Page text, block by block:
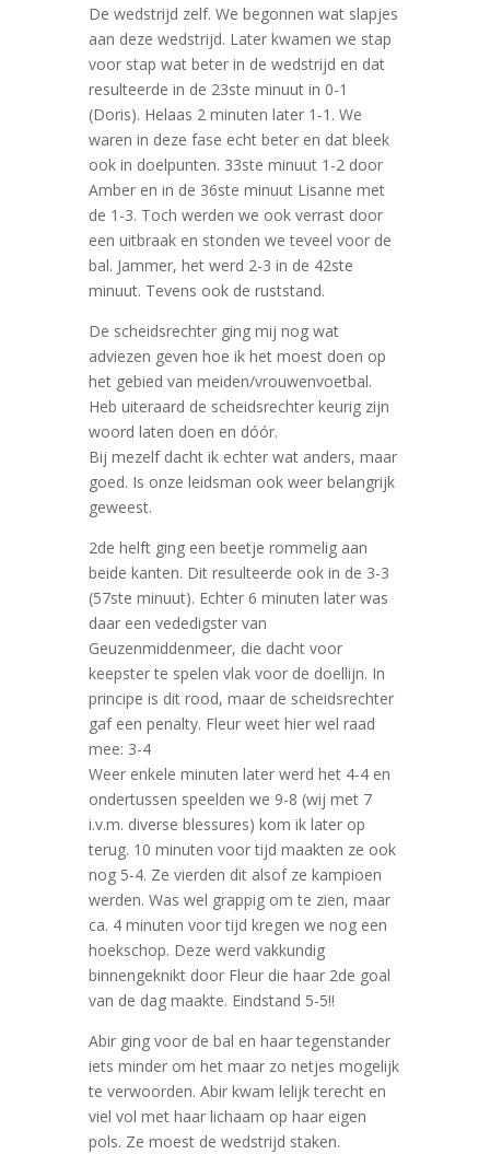
De wedstrijd zelf. We begonnen wat slapjes
aan deze wedstrijd. Later kwamen we stap
voor stap wat beter in de wedstrijd en dat
resulteerde in de 23ste minuut in 0-1
(Doris). Helaas 2 minuten later 1-1. We
waren in deze fase echt beter en dat bleek
ook in doelpunten. 33ste minuut 1-2 door
Amber en in de 36ste minuut Lisanne met
de 1-3. Toch werden we ook verrast door
een uitbraak en stonden we teveel voor de
bal. Jammer, het werd 2-3 in de 42ste
minuut. Tevens ook de ruststand.
De scheidsrechter ging mij nog wat
adviezen geven hoe ik het moest doen op
het gebied van meiden/vrouwenvoetbal.
Heb uiteraard de scheidsrechter keurig zijn
woord laten doen en dóór.
Bij mezelf dacht ik echter wat anders, maar
goed. Is onze leidsman ook weer belangrijk
geweest.
2de helft ging een beetje rommelig aan
beide kanten. Dit resulteerde ook in de 3-3
(57ste minuut). Echter 6 minuten later was
daar een vededigster van
Geuzenmiddenmeer, die dacht voor
keepster te spelen vlak voor de doellijn. In
principe is dit rood, maar de scheidsrechter
gaf een penalty. Fleur weet hier wel raad
mee: 3-4
Weer enkele minuten later werd het 4-4 en
ondertussen speelden we 9-8 (wij met 7
i.v.m. diverse blessures) kom ik later op
terug. 10 minuten voor tijd maakten ze ook
nog 5-4. Ze vierden dit alsof ze kampioen
werden. Was wel grappig om te zien, maar
ca. 4 minuten voor tijd kregen we nog een
hoekschop. Deze werd vakkundig
binnengeknikt door Fleur die haar 2de goal
van de dag maakte. Eindstand 5-5!!
Abir ging voor de bal en haar tegenstander
iets minder om het maar zo netjes mogelijk
te verwoorden. Abir kwam lelijk terecht en
viel vol met haar lichaam op haar eigen
pols. Ze moest de wedstrijd staken.